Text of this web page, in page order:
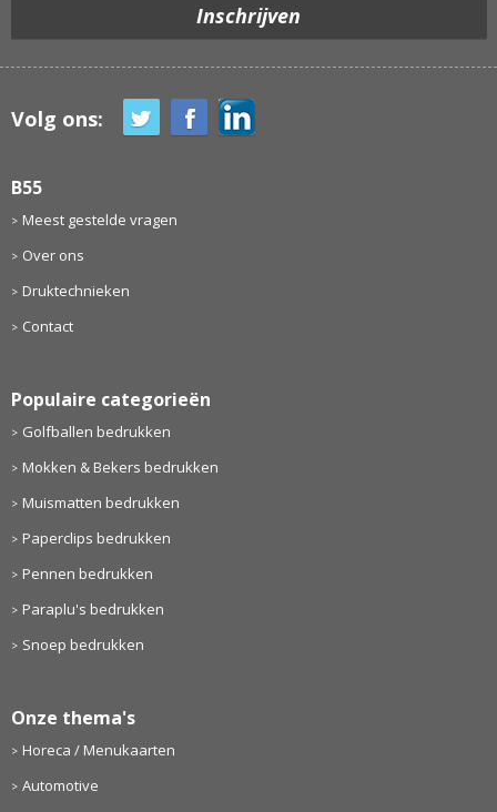
Volg ons:
B55
Meest gestelde vragen
Over ons
Druktechnieken
Contact
Populaire categorieën
Golfballen bedrukken
Mokken & Bekers bedrukken
Muismatten bedrukken
Paperclips bedrukken
Pennen bedrukken
Paraplu's bedrukken
Snoep bedrukken
Onze thema's
Horeca / Menukaarten
Automotive